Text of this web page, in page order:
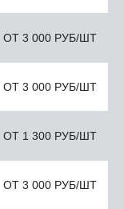
ОТ 3 000 РУБ/ШТ
ОТ 3 000 РУБ/ШТ
ОТ 1 300 РУБ/ШТ
ОТ 3 000 РУБ/ШТ